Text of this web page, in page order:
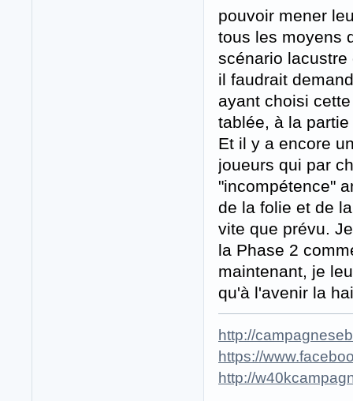
pouvoir mener
tous les moyens
scénario
il faudrait
ayant choisi
tablée, à la
Et il y a encore
joueurs qui par
"incompétence"
de la folie et de
vite que prévu.
la Phase 2
maintenant, je
qu'à l'avenir la
http://
https://
http://